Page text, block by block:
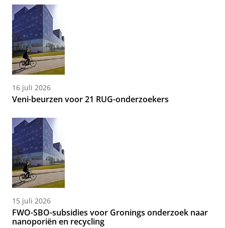
16 juli 2026
Veni-beurzen voor 21 RUG-onderzoekers
15 juli 2026
FWO-SBO-subsidies voor Gronings onderzoek naar
nanoporiën en recycling